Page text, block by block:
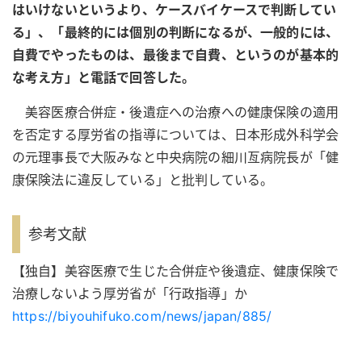
はいけないというより、ケースバイケースで判断してい
る」、「最終的には個別の判断になるが、一般的には、
自費でやったものは、最後まで自費、というのが基本的
な考え方」と電話で回答した。
美容医療合併症・後遺症への治療への健康保険の適用
を否定する厚労省の指導については、日本形成外科学会
の元理事長で大阪みなと中央病院の細川亙病院長が「健
康保険法に違反している」と批判している。
参考文献
【独自】美容医療で生じた合併症や後遺症、健康保険で
治療しないよう厚労省が「行政指導」か
https://biyouhifuko.com/news/japan/885/